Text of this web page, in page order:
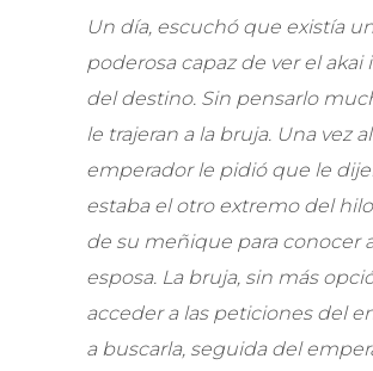
Un día, escuchó que existía
poderosa capaz de ver el akai
del destino. Sin pensarlo
le trajeran a la bruja. Una vez
emperador le pidió que le
estaba el otro extremo del
de su meñique para conocer
esposa. La bruja, sin más
acceder a las peticiones del
a buscarla, seguida del